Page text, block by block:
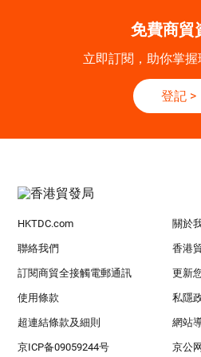
免費商貿
立即訂閱，助你掌
登記 >
HKTDC.com 關於
聯絡我們 香港
訂閱商貿全接觸電郵通訊 更新
使用條款 私隱
超連結條款及細則 網站
京ICP备09059244号 京公